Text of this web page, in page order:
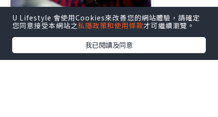
U Lifestyle 會使用Cookies來改善您的網站體驗，請確定
您同意接受本網站之私隱政策和使用條款才可繼續瀏覽。
我已閱讀及同意